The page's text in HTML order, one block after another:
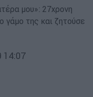
μου»: 27χρονη
γάμο της και ζητούσε
14:07